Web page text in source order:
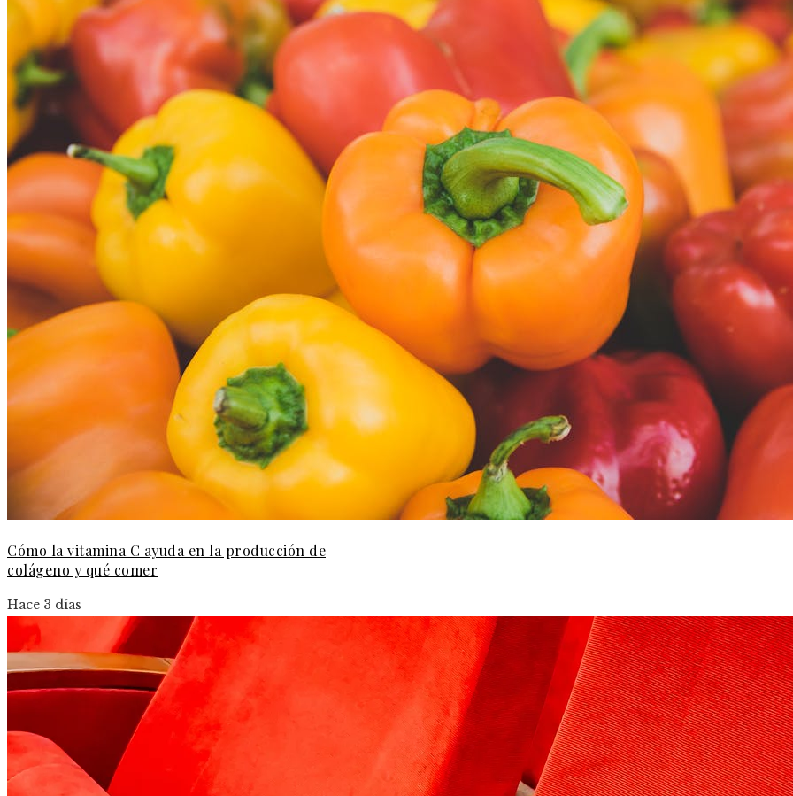
Cómo la vitamina C ayuda en la producción de
colágeno y qué comer
Hace 3 días